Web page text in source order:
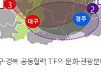
경북 공동협력 TF의 문화·관광